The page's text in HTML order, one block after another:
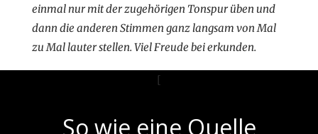
einmal nur mit der zugehörigen Tonspur üben und
dann die anderen Stimmen ganz langsam von Mal
zu Mal lauter stellen. Viel Freude bei erkunden.
[